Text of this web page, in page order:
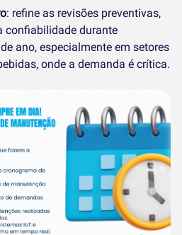
: refine as revisões preventivas,
confiabilidade durante
ano, especialmente em setores
onde a demanda é crítica.